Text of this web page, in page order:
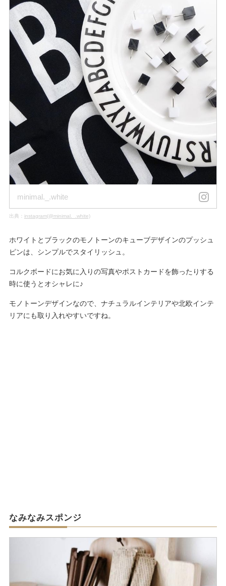
minimal._.white
出典： instagram(@minimal._.white)
ホワイトとブラックのモノトーンのキューブデザインのプッシュ
ピンは、シンプルでスタイリッシュ。
コルクボードにお気に入りの写真やポストカードを飾ったりする
時に使うとオシャレに♪
モノトーンデザインなので、ナチュラルインテリアや北欧インテ
リアにも取り入れやすいですね。
なみなみスポンジ